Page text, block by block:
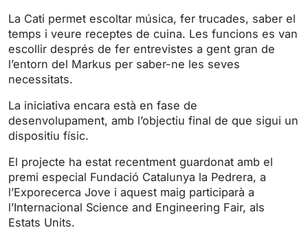
l
s
n
La Cati permet escoltar música, fer trucades, saber el
temps i veure receptes de cuina. Les funcions es van
escollir després de fer entrevistes a gent gran de
l’entorn del Markus per saber-ne les seves
necessitats.
La iniciativa encara està en fase de
desenvolupament, amb l’objectiu final de que sigui un
dispositiu físic.
El projecte ha estat recentment guardonat amb el
premi especial Fundació Catalunya la Pedrera, a
l’Exporecerca Jove i aquest maig participarà a
l’Internacional Science and Engineering Fair, als
Estats Units.